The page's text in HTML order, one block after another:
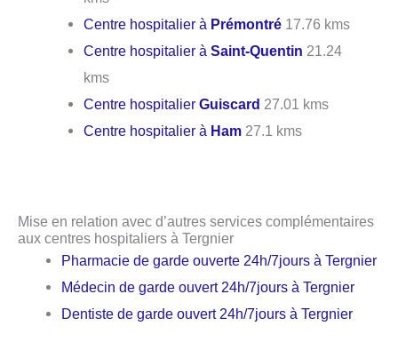
Centre hospitalier à Prémontré 17.76 kms
Centre hospitalier àSaint-Quentin 21.24
kms
Centre hospitalierGuiscard 27.01 kms
Centre hospitalier à Ham 27.1 kms
Mise en relation avec d’autres services complémentaires
aux centres hospitaliers à Tergnier
Pharmacie de garde ouverte 24h/7jours à Tergnier
Médecin de garde ouvert 24h/7jours à Tergnier
Dentiste de garde ouvert 24h/7jours à Tergnier